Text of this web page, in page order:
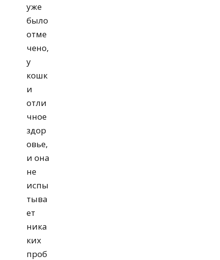
уже
было
отме
чено,
у
кошк
и
отли
чное
здор
овье,
и она
не
испы
тыва
ет
ника
ких
проб